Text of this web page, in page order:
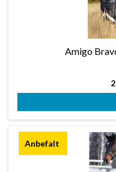
Amigo